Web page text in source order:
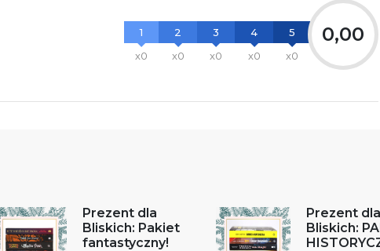
1
x0
2
x0
3
x0
4
x0
5
x0
0,00
Prezent dla
Bliskich: Pakiet
fantastyczny!
Prezent dla
Bliskich: